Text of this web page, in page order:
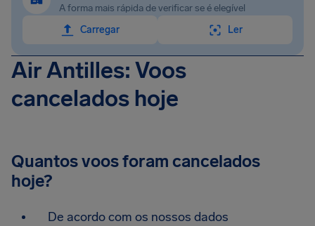
A forma mais rápida de verificar se é elegível
Carregar
Ler
Air Antilles: Voos
cancelados hoje
Quantos voos foram cancelados
hoje?
De acordo com os nossos dados